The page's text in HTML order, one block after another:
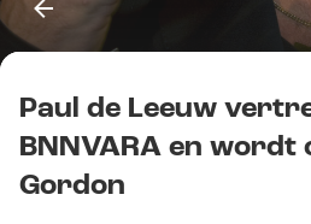
Paul de Leeuw
BNNVARA en wordt
Gordon